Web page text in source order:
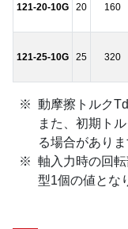
121-20-10G 20 160
121-25-10G 25 320
動摩擦トルク
また、初期ト
る場合がありま
軸入力時の回
型1個の値とな